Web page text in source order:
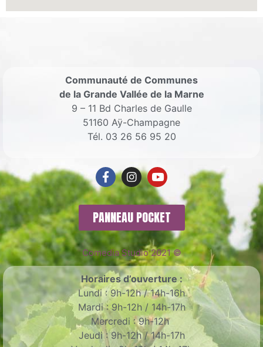
Communauté de Communes
de la Grande Vallée de la Marne
9 – 11 Bd Charles de Gaulle
51160 Aÿ-Champagne
Tél. 03 26 56 95 20
PANNEAU POCKET
Comedia Studio 2021 ©
Horaires d’ouverture :
Lundi : 9h-12h / 14h-16h
Mardi : 9h-12h / 14h-17h
Mercredi : 9h-12h
Jeudi : 9h-12h / 14h-17h